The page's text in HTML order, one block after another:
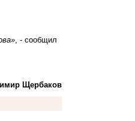
, - сообщил
Щербаков